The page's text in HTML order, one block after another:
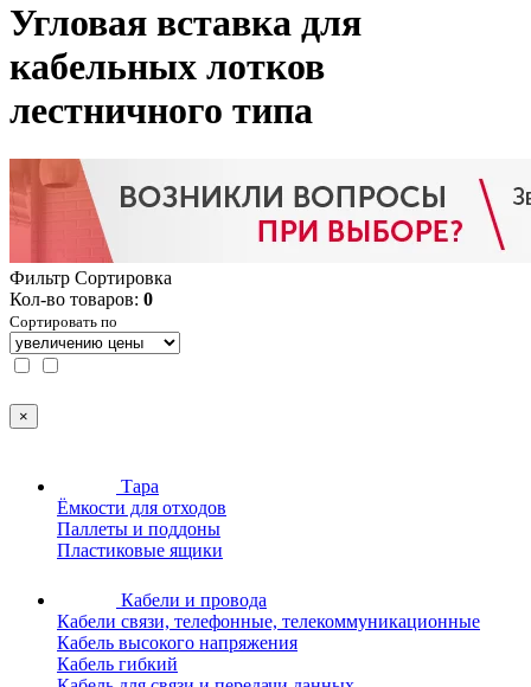
Угловая вставка для
кабельных лотков
лестничного типа
Фильтр Сортировка
Кол-во товаров: 0
Сортировать по
×
Тара
Ёмкости для отходов
Паллеты и поддоны
Пластиковые ящики
Кабели и провода
Кабели связи, телефонные, телекоммуникационные
Кабель высокого напряжения
Кабель гибкий